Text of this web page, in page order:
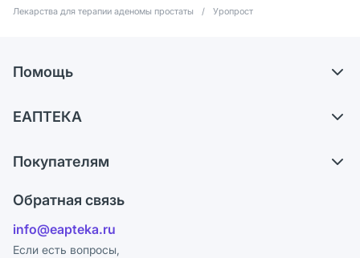
Лекарства для терапии аденомы простаты
/ Уропрост
Помощь
Обмен и возврат
Блог
ЕАПТЕКА
Карьера
Поставщики
Лицензия
Реклама на сайте
Покупателям
Программа СберСпасибо
Обратная связь
info@eapteka.ru
Если есть вопросы,